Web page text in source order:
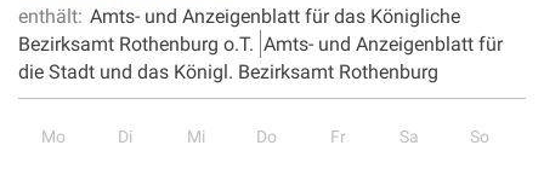
enthält: Amts- und Anzeigenblatt für das Königliche
Bezirksamt Rothenburg o.T. Amts- und Anzeigenblatt für
die Stadt und das Königl. Bezirksamt Rothenburg
Mo Di Mi Do Fr Sa So